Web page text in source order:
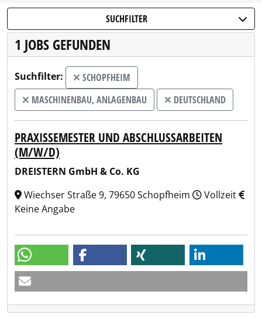
SUCHFILTER
1 JOBS GEFUNDEN
Suchfilter:
SCHOPFHEIM
MASCHINENBAU, ANLAGENBAU
DEUTSCHLAND
PRAXISSEMESTER UND ABSCHLUSSARBEITEN
(M/W/D)
DREISTERN GmbH & Co. KG
Wiechser Straße 9, 79650 Schopfheim
Vollzeit
Keine Angabe